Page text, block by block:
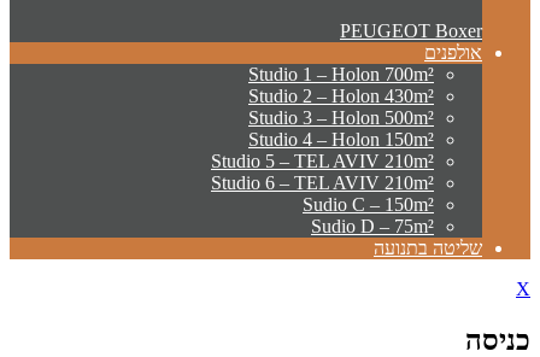
PEUGEOT Boxer
אולפנים
Studio 1 – Holon 700m²
Studio 2 – Holon 430m²
Studio 3 – Holon 500m²
Studio 4 – Holon 150m²
Studio 5 – TEL AVIV 210m²
Studio 6 – TEL AVIV 210m²
Sudio C – 150m²
Sudio D – 75m²
שליטה בתנועה
X
כניסה